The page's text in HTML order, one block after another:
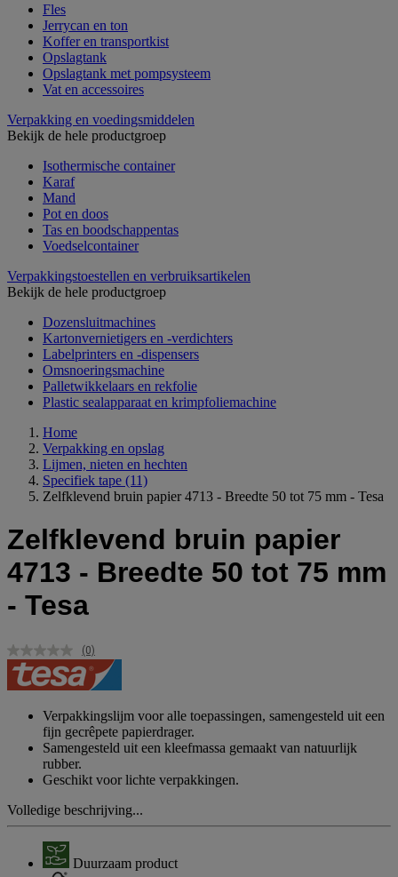
Fles
Jerrycan en ton
Koffer en transportkist
Opslagtank
Opslagtank met pompsysteem
Vat en accessoires
Verpakking en voedingsmiddelen
Bekijk de hele productgroep
Isothermische container
Karaf
Mand
Pot en doos
Tas en boodschappentas
Voedselcontainer
Verpakkingstoestellen en verbruiksartikelen
Bekijk de hele productgroep
Dozensluitmachines
Kartonvernietigers en -verdichters
Labelprinters en -dispensers
Omsnoeringsmachine
Palletwikkelaars en rekfolie
Plastic sealapparaat en krimpfoliemachine
Home
Verpakking en opslag
Lijmen, nieten en hechten
Specifiek tape (11)
Zelfklevend bruin papier 4713 - Breedte 50 tot 75 mm - Tesa
Zelfklevend bruin papier
4713 - Breedte 50 tot 75 mm
- Tesa
Geen
scorewaarde.
Dezelfde
(0)
Verpakkingslijm voor alle toepassingen, samengesteld uit een
fijn gecrêpete papierdrager.
Samengesteld uit een kleefmassa gemaakt van natuurlijk
rubber.
Geschikt voor lichte verpakkingen.
Volledige beschrijving...
Duurzaam product